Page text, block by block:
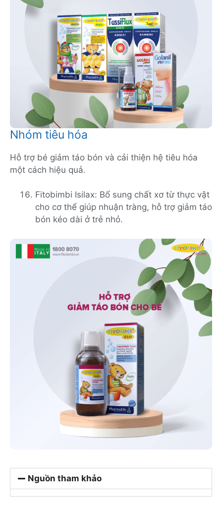
Nhóm tiêu hóa
Hỗ trợ bé giảm táo bón và cải thiện hệ tiêu hóa
một cách hiệu quả.
Fitobimbi Isilax: Bổ sung chất xơ từ thực vật
cho cơ thể giúp nhuận tràng, hỗ trợ giảm táo
bón kéo dài ở trẻ nhỏ.
Nguồn tham khảo